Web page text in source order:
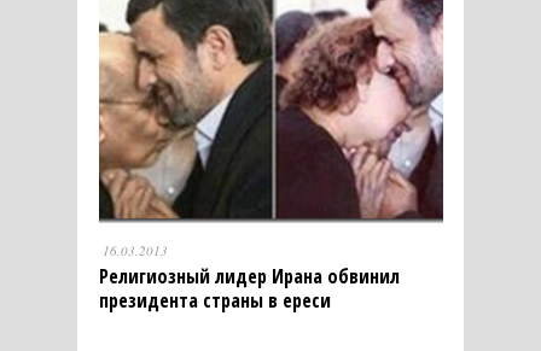
16.03.2013
Религиозный лидер Ирана обвинил
президента страны в ереси